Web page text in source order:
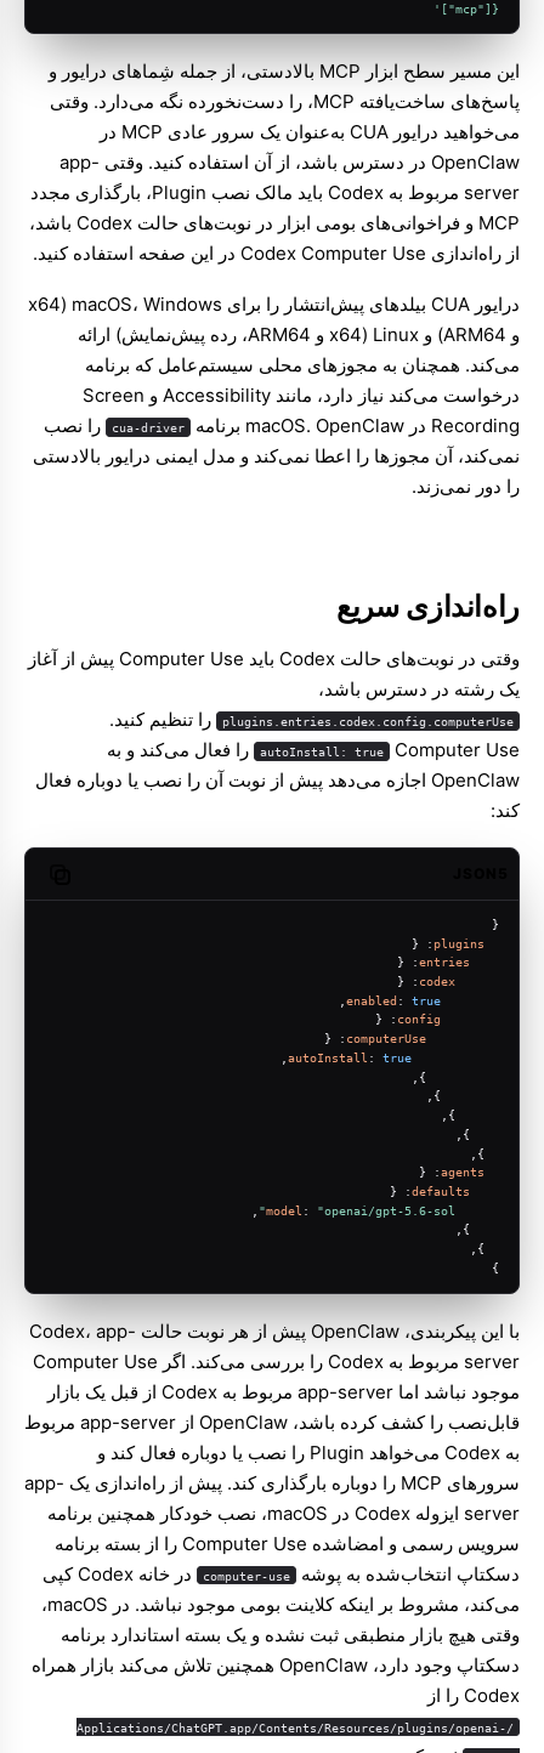
["mcp"]}'
این مسیر سطح ابزار MCP بالادستی، از جمله شِماهای درایور و
پاسخ‌های ساخت‌یافته MCP، را دست‌نخورده نگه می‌دارد. وقتی
می‌خواهید درایور CUA به‌عنوان یک سرور عادی MCP در
OpenClaw در دسترس باشد، از آن استفاده کنید. وقتی app-
server مربوط به Codex باید مالک نصب Plugin، بارگذاری مجدد
MCP و فراخوانی‌های بومی ابزار در نوبت‌های حالت Codex باشد،
از راه‌اندازی Codex Computer Use در این صفحه استفاده کنید.
درایور CUA بیلدهای پیش‌انتشار را برای macOS، Windows (x64
و ARM64) و Linux (x64 و ARM64، رده پیش‌نمایش) ارائه
می‌کند. همچنان به مجوزهای محلی سیستم‌عامل که برنامه
درخواست می‌کند نیاز دارد، مانند Accessibility و Screen
Recording در macOS. OpenClaw برنامه
cua-driver را نصب
نمی‌کند، آن مجوزها را اعطا نمی‌کند و مدل ایمنی درایور بالادستی
را دور نمی‌زند.
راه‌اندازی سریع
وقتی در نوبت‌های حالت Codex باید Computer Use پیش از آغاز
یک رشته در دسترس باشد،
plugins.entries.codex.config.computerUse را تنظیم کنید.
autoInstall: true Computer Use را فعال می‌کند و به
OpenClaw اجازه می‌دهد پیش از نوبت آن را نصب یا دوباره فعال
کند:
{
plugins
: {
entries
: {
codex
: {
enabled : true
config
: {
computerUse
: {
autoInstall : true
agents
: {
defaults
: {
model : "openai/gpt-5.6-sol"
}
با این پیکربندی، OpenClaw پیش از هر نوبت حالت Codex، app-
server مربوط به Codex را بررسی می‌کند. اگر Computer Use
موجود نباشد اما app-server مربوط به Codex از قبل یک بازار
قابل‌نصب را کشف کرده باشد، OpenClaw از app-server مربوط
به Codex می‌خواهد Plugin را نصب یا دوباره فعال کند و
سرورهای MCP را دوباره بارگذاری کند. پیش از راه‌اندازی یک app-
server ایزوله Codex در macOS، نصب خودکار همچنین برنامه
سرویس رسمی و امضاشده Computer Use را از بسته برنامه
دسکتاپ انتخاب‌شده به پوشه
computer-use
در خانه Codex کپی
می‌کند، مشروط بر اینکه کلاینت بومی موجود نباشد. در macOS،
وقتی هیچ بازار منطبقی ثبت نشده و یک بسته استاندارد برنامه
دسکتاپ وجود دارد، OpenClaw همچنین تلاش می‌کند بازار همراه
Codex را از
/Applications/ChatGPT.app/Contents/Resources/plugins/openai-